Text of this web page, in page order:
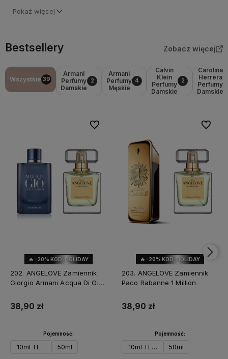
Pokaż więcej
Bestsellery Zobacz więcej
Wszystkie 39
Armani
Perfumy
Damskie
2
Armani
Perfumy
Męskie
4
Calvin
Klein
Perfumy
Damskie
2
Carolina
Herrera
Perfumy
Damskie
🔥 -20% KOD: HOLIDAY
202. ANGELOVE Zamiennik
Giorgio Armani Acqua Di Gio
38,90 zł
Pojemność:
10ml TESTER 50ml
Do ulubionych
🔥 -20% KOD: HOLIDAY
203. ANGELOVE Zamiennik
Paco Rabanne 1 Million
38,90 zł
Pojemność:
10ml TESTER 50ml
Do